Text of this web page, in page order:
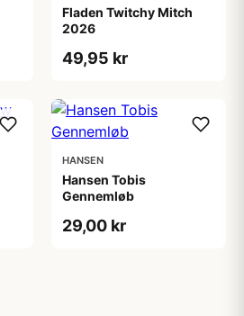
Fladen Twitchy Mitch
2026
49,95 kr
HANSEN
Hansen Tobis
Gennemløb
29,00 kr